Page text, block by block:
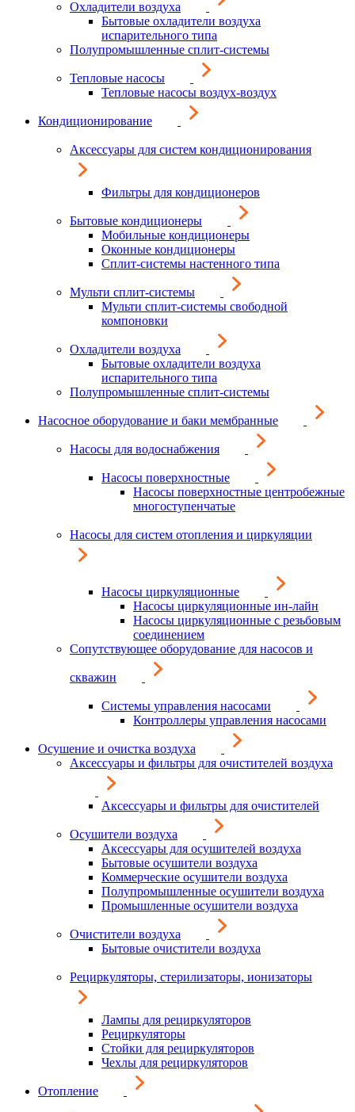
Охладители воздуха
Бытовые охладители воздуха
испарительного типа
Полупромышленные сплит-системы
Тепловые насосы
Тепловые насосы воздух-воздух
Кондиционирование
Аксессуары для систем кондиционирования
Фильтры для кондиционеров
Бытовые кондиционеры
Мобильные кондиционеры
Оконные кондиционеры
Сплит-системы настенного типа
Мульти сплит-системы
Мульти сплит-системы свободной
компоновки
Охладители воздуха
Бытовые охладители воздуха
испарительного типа
Полупромышленные сплит-системы
Насосное оборудование и баки мембранные
Насосы для водоснабжения
Насосы поверхностные
Насосы поверхностные центробежные
многоступенчатые
Насосы для систем отопления и циркуляции
Насосы циркуляционные
Насосы циркуляционные ин-лайн
Насосы циркуляционные с резьбовым
соединением
Сопутствующее оборудование для насосов и
скважин
Системы управления насосами
Контроллеры управления насосами
Осушение и очистка воздуха
Аксессуары и фильтры для очистителей воздуха
Аксессуары и фильтры для очистителей
Осушители воздуха
Аксессуары для осушителей воздуха
Бытовые осушители воздуха
Коммерческие осушители воздуха
Полупромышленные осушители воздуха
Промышленные осушители воздуха
Очистители воздуха
Бытовые очистители воздуха
Рециркуляторы, стерилизаторы, ионизаторы
Лампы для рециркуляторов
Рециркуляторы
Стойки для рециркуляторов
Чехлы для рециркуляторов
Отопление